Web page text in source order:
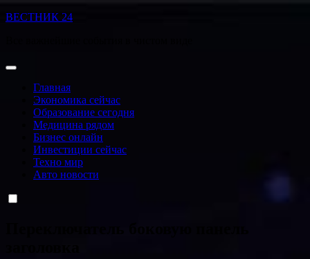
Перейти
ВЕСТНИК 24
Главная
Экономика сейчас
Образование сегодня
Медицина рядом
Бизнес онлайн
Инвестиции сейчас
Техно мир
Авто новости